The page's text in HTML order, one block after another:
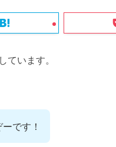
います。
です！